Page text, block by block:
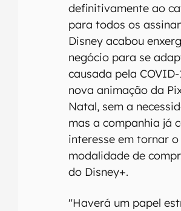
definitivamente ao
para todos os
Disney acabou
negócio para se
causada pela
nova animação da
Natal, sem a
mas a companhia já
interesse em tornar
modalidade de
do Disney+.
"Haverá um papel